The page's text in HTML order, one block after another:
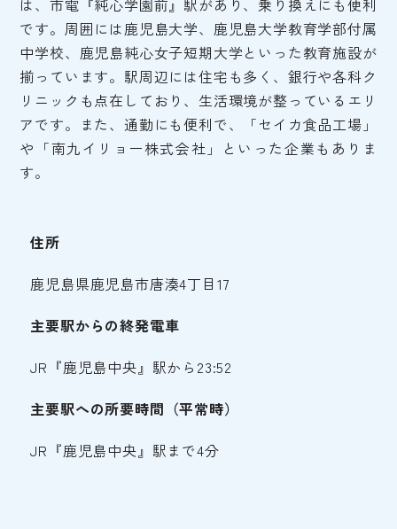
は、市電『純心学園前』駅があり、乗り換えにも便利
です。周囲には鹿児島大学、鹿児島大学教育学部付属
中学校、鹿児島純心女子短期大学といった教育施設が
揃っています。駅周辺には住宅も多く、銀行や各科ク
リニックも点在しており、生活環境が整っているエリ
アです。また、通勤にも便利で、「セイカ食品工場」
や「南九イリョー株式会社」といった企業もありま
す。
住所
鹿児島県鹿児島市唐湊4丁目17
主要駅からの終発電車
JR『鹿児島中央』駅から23:52
主要駅への所要時間（平常時）
JR『鹿児島中央』駅まで4分